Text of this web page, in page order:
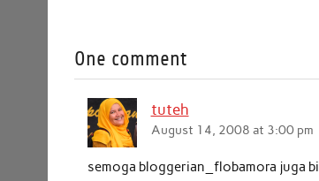
e
b
o
o
k
t
t
t
s
A
p
p
e
I
l
e
One comment
tuteh
August 14, 2008 at 3:00 pm
semoga bloggerian_flobamora juga